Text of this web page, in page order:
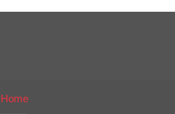
Home